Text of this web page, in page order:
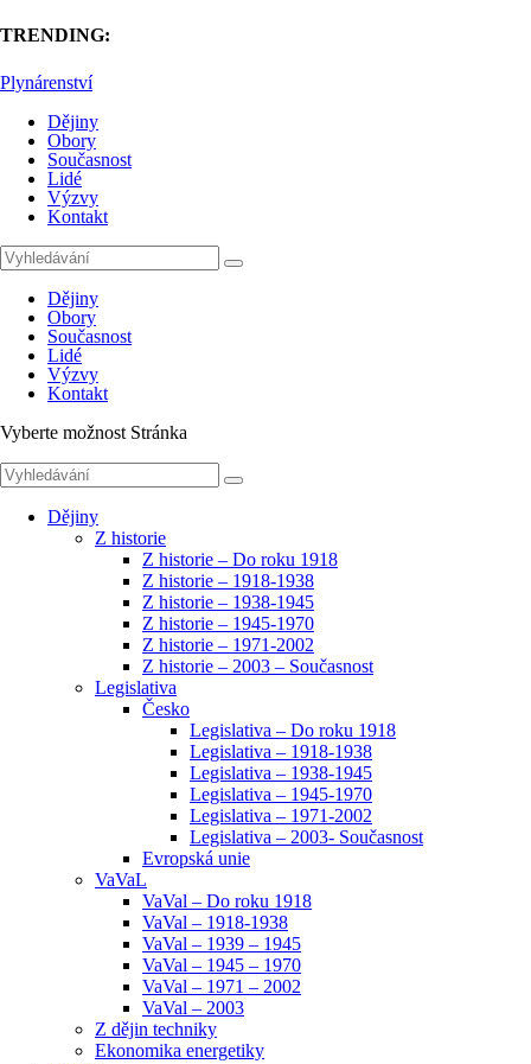
TRENDING:
Plynárenství
Dějiny
Obory
Současnost
Lidé
Výzvy
Kontakt
Dějiny
Obory
Současnost
Lidé
Výzvy
Kontakt
Vyberte možnost Stránka
Dějiny
Z historie
Z historie – Do roku 1918
Z historie – 1918-1938
Z historie – 1938-1945
Z historie – 1945-1970
Z historie – 1971-2002
Z historie – 2003 – Současnost
Legislativa
Česko
Legislativa – Do roku 1918
Legislativa – 1918-1938
Legislativa – 1938-1945
Legislativa – 1945-1970
Legislativa – 1971-2002
Legislativa – 2003- Současnost
Evropská unie
VaVaL
VaVal – Do roku 1918
VaVal – 1918-1938
VaVal – 1939 – 1945
VaVal – 1945 – 1970
VaVal – 1971 – 2002
VaVal – 2003
Z dějin techniky
Ekonomika energetiky